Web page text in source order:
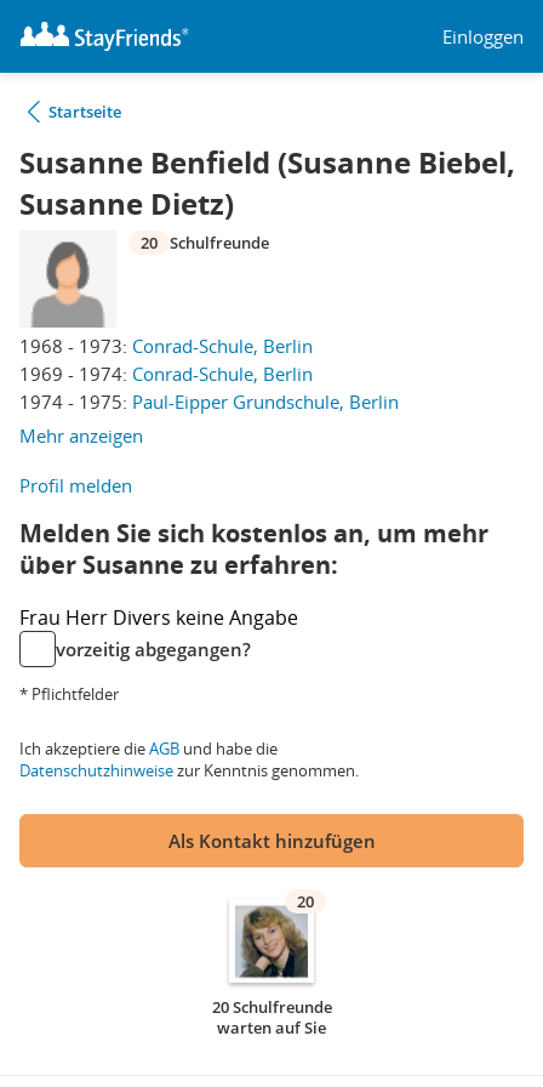
Einloggen
Startseite
Susanne Benfield (Susanne Biebel,
Susanne Dietz)
1968 - 1973: Conrad-Schule, Berlin
1969 - 1974: Conrad-Schule, Berlin
1974 - 1975: Paul-Eipper Grundschule, Berlin
Mehr anzeigen
20 Schulfreunde
Profil melden
Melden Sie sich kostenlos an, um mehr
über Susanne zu erfahren:
Frau Herr Divers keine Angabe
vorzeitig abgegangen?
* Pflichtfelder
Ich akzeptiere dieAGB und habe die
Datenschutzhinweisezur Kenntnis genommen.
Als Kontakt hinzufügen
20
20 Schulfreunde
warten auf Sie